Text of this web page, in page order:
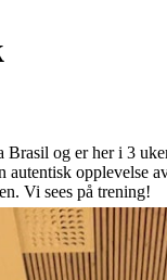
og er her i 3
opplevelse
Vi sees på trening!